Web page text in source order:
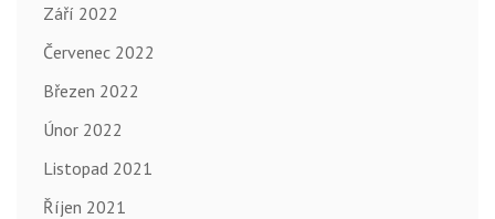
Září 2022
Červenec 2022
Březen 2022
Únor 2022
Listopad 2021
Říjen 2021